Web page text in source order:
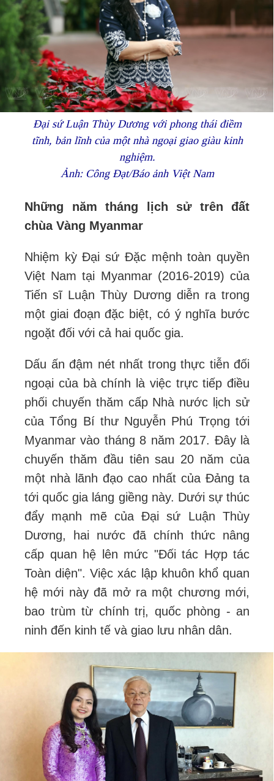
Đại sứ Luận Thùy Dương với phong thái điềm
tĩnh, bản lĩnh của một nhà ngoại giao giàu kinh
nghiệm.
Ảnh: Công Đạt/Báo ảnh Việt Nam
Những năm tháng lịch sử trên đất
chùa Vàng Myanmar
Nhiệm kỳ Đại sứ Đặc mệnh toàn quyền
Việt Nam tại Myanmar (2016-2019) của
Tiến sĩ Luận Thùy Dương diễn ra trong
một giai đoạn đặc biệt, có ý nghĩa bước
ngoặt đối với cả hai quốc gia.
Dấu ấn đậm nét nhất trong thực tiễn đối
ngoại của bà chính là việc trực tiếp điều
phối chuyến thăm cấp Nhà nước lịch sử
của Tổng Bí thư Nguyễn Phú Trọng tới
Myanmar vào tháng 8 năm 2017. Đây là
chuyến thăm đầu tiên sau 20 năm của
một nhà lãnh đạo cao nhất của Đảng ta
tới quốc gia láng giềng này. Dưới sự thúc
đẩy mạnh mẽ của Đại sứ Luận Thùy
Dương, hai nước đã chính thức nâng
cấp quan hệ lên mức "Đối tác Hợp tác
Toàn diện". Việc xác lập khuôn khổ quan
hệ mới này đã mở ra một chương mới,
bao trùm từ chính trị, quốc phòng - an
ninh đến kinh tế và giao lưu nhân dân.